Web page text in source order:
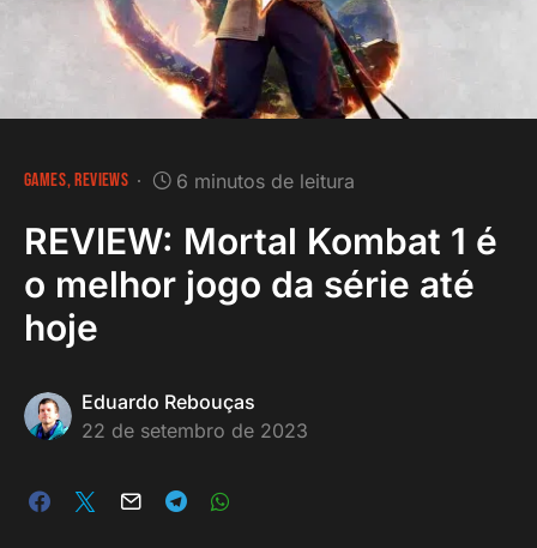
GAMES REVIEWS 6 minutos de leitura
REVIEW: Mortal Kombat 1 é
o melhor jogo da série até
hoje
Eduardo Rebouças
22 de setembro de 2023